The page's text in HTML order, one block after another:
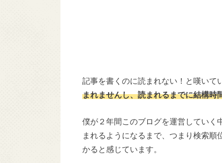
記事を書くのに読まれない！と嘆いて
まれませんし、読まれるまでに結構時
僕が２年間このブログを運営していく
まれるようになるまで、つまり検索
かると感じています。